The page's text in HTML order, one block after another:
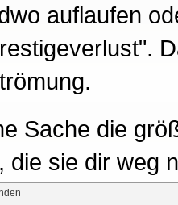
auflaufen
Sache die
die sie dir weg